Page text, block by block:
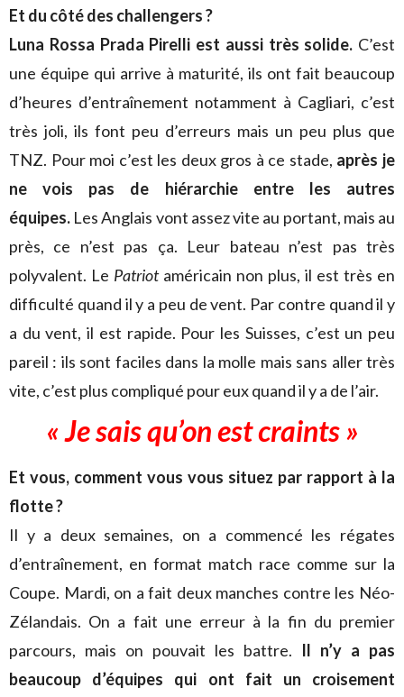
Et du côté des challengers ?
Luna Rossa Prada Pirelli est aussi très solide. C’est
une équipe qui arrive à maturité, ils ont fait beaucoup
d’heures d’entraînement notamment à Cagliari, c’est
très joli, ils font peu d’erreurs mais un peu plus que
TNZ. Pour moi c’est les deux gros à ce stade, après je
ne vois pas de hiérarchie entre les autres
équipes. Les Anglais vont assez vite au portant, mais au
près, ce n’est pas ça. Leur bateau n’est pas très
polyvalent. Le Patriotaméricain non plus, il est très en
difficulté quand il y a peu de vent. Par contre quand il y
a du vent, il est rapide. Pour les Suisses, c’est un peu
pareil : ils sont faciles dans la molle mais sans aller très
vite, c’est plus compliqué pour eux quand il y a de l’air.
« Je sais qu’on est craints »
Et vous, comment vous vous situez par rapport à la
flotte ?
Il y a deux semaines, on a commencé les régates
d’entraînement, en format match race comme sur la
Coupe. Mardi, on a fait deux manches contre les Néo-
Zélandais. On a fait une erreur à la fin du premier
parcours, mais on pouvait les battre. Il n’y a pas
beaucoup d’équipes qui ont fait un croisement